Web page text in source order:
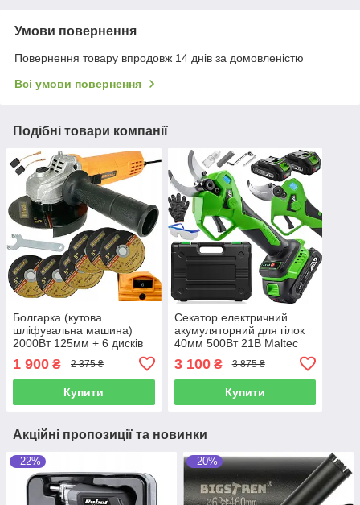
Умови повернення
Повернення товару впродовж 14 днів за домовленістю
Всі умови повернення
Подібні товари компанії
Болгарка (кутова
шліфувальна машина)
2000Вт 125мм + 6 дисків
1 900 ₴ 2 375 ₴
Купити
Секатор електричний
акумуляторний для гілок
40мм 500Вт 21В Maltec
3 100₴ 3 875 ₴
Купити
Акційні пропозиції та новинки
–22% –20%